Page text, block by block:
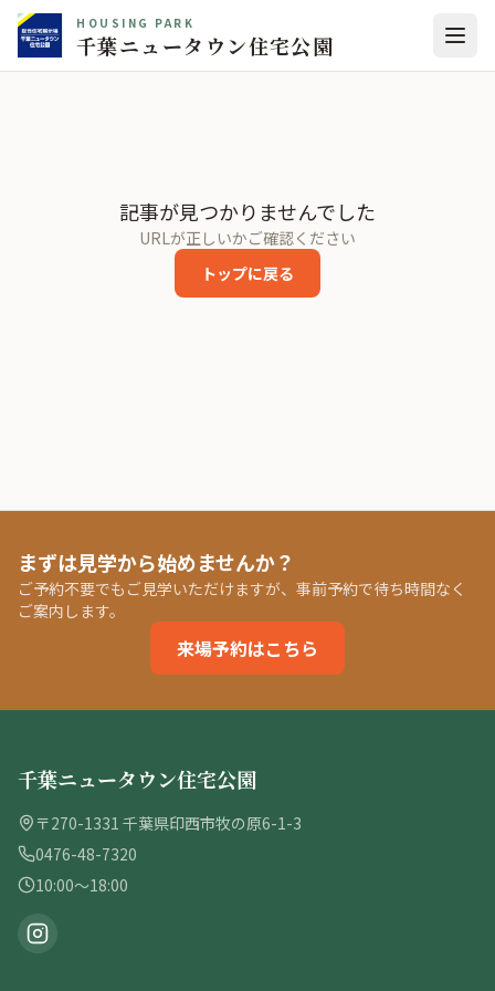
HOUSING PARK
千葉ニュータウン住宅公園
記事が見つかりませんでした
URLが正しいかご確認ください
トップに戻る
まずは見学から始めませんか？
ご予約不要でもご見学いただけますが、事前予約で待ち時間なく
ご案内します。
来場予約はこちら
千葉ニュータウン住宅公園
〒270-1331 千葉県印西市牧の原6-1-3
0476-48-7320
10:00〜18:00